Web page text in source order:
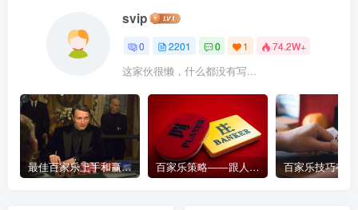
svip
0 2201 0 1 74.2W+
这家伙很懒，什么都没有写...
最佳百家乐上手和赢钱指南 – 终极版 百家乐策略——跟人胜过跟路